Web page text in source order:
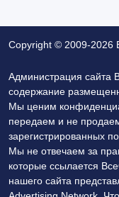
Copyright © 2009-2026
Администрация сайта
содержание
Мы ценим
передаем и не
зарегистрированных
Мы не отвечаем за
которые ссылается
нашего сайта